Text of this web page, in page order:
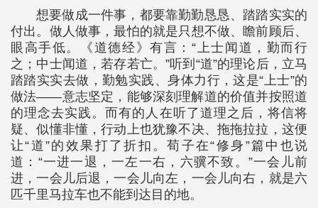
想要做成一件事，都要靠勤勤恳恳、踏踏实实的
付出。做人做事，最怕的就是只想不做、瞻前顾后、
眼高手低。《道德经》有言：“上士闻道，勤而行
之；中士闻道，若存若亡。”听到“道”的理论后，立马
踏踏实实去做，勤勉实践、身体力行，这是“上士”的
做法——意志坚定，能够深刻理解道的价值并按照道
的理念去实践。而有的人在听了道理之后，将信将
疑、似懂非懂，行动上也犹豫不决、拖拖拉拉，这便
让“道”的效果打了折扣。荀子在“修身”篇中也说
道：“一进一退，一左一右，六骥不致。”一会儿前
进，一会儿后退，一会儿向左，一会儿向右，就是六
匹千里马拉车也不能到达目的地。